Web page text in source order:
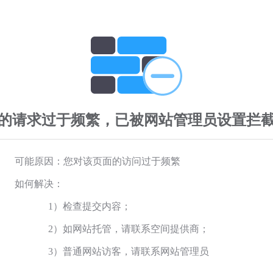
请求过于频繁，已被网站管理员设置拦
可能原因：您对该页面的访问过于频繁
如何解决：
1）检查提交内容；
2）如网站托管，请联系空间提供商；
3）普通网站访客，请联系网站管理员